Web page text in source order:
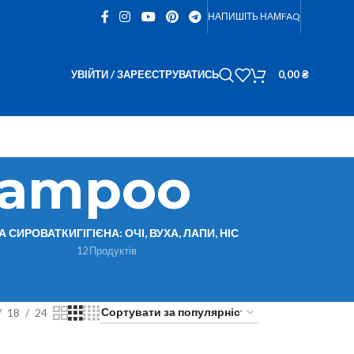
НАПИШІТЬ НАМFAQ
УВІЙТИ / ЗАРЕЄСТРУВАТИСЬ 0,00₴
СИРОВАТКИГІГІЄНА: ОЧІ, ВУХА, ЛАПИ, НІС
12 Продуктів
18 24